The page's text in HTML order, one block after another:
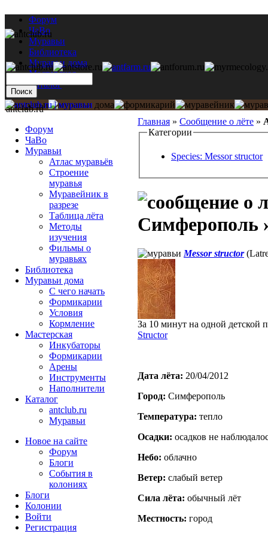
Форум
ЧаВо
Муравьи
Библиотека
Муравьи дома
Мастерская
Каталог
Главная » Сообщение о лёте »
Категории
Species: Messor structor
Симферополь
Messor structor
За 10 минут на одной детской
Structor
Дата лёта: 20/04/2012
Город: Симферополь
Температура: тепло
Осадки: осадков не
Небо: облачно
Ветер: слабый ветер
Сила лёта: обычный лёт
Местность: город
antclub.ru
Форум
ЧаВо
Муравьи
Атлас муравьёв
Строение
муравья
Муравейник в
разрезе
Таблица лёта
Методы
изучения
Фильмы о
муравьях
Библиотека
Муравьи дома
С чего начать
Формикарии
Условия
Кормление
Мастерская
Инкубаторы
Формикарии
Арены
Инструменты
Наполнители
Каталог
antclub.ru
Муравьи
Новое на сайте
Форум
Блоги
События в
колониях
Блоги
Колонии
Войти
Peгиcтpaция